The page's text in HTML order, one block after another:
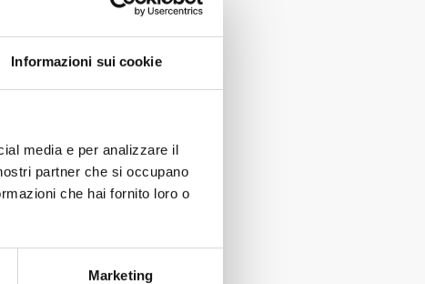
Informazioni sui cookie
media e per analizzare il
partner che si occupano
che hai fornito loro o
Marketing